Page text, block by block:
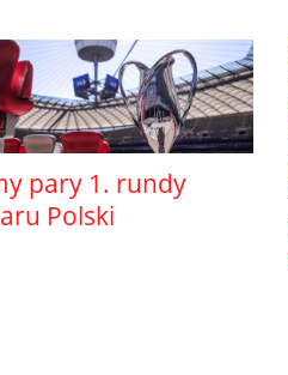
pary 1. rundy
Polski